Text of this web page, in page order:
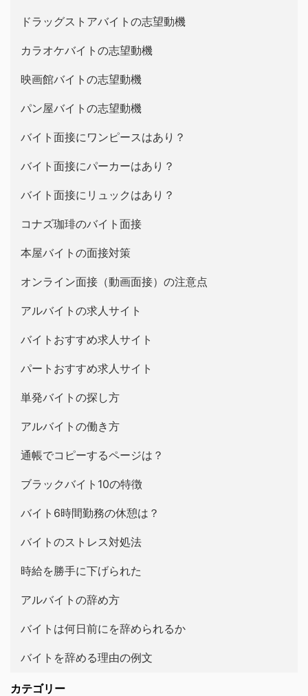
ドラッグストアバイトの志望動機
カラオケバイトの志望動機
映画館バイトの志望動機
パン屋バイトの志望動機
バイト面接にワンピースはあり？
バイト面接にパーカーはあり？
バイト面接にリュックはあり？
コナズ珈琲のバイト面接
本屋バイトの面接対策
オンライン面接（動画面接）の注意点
アルバイトの求人サイト
バイトおすすめ求人サイト
パートおすすめ求人サイト
単発バイトの探し方
アルバイトの働き方
通帳でコピーするページは？
ブラックバイト10の特徴
バイト6時間勤務の休憩は？
バイトのストレス対処法
時給を勝手に下げられた
アルバイトの辞め方
バイトは何日前にを辞められるか
バイトを辞める理由の例文
カテゴリー